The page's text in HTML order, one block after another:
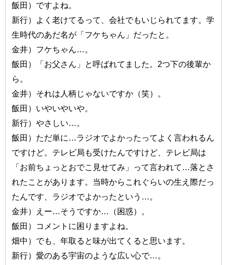
飯田）ですよね。
新行）よく老けてるって、会社でもいじられてます。学
生時代のあだ名が「フケちゃん」だったと。
金井）フケちゃん…。
飯田）「お父さん」と呼ばれてました。2つ下の後輩か
ら。
金井）それは人柄じゃないですか（笑）。
飯田）いやいやいや。
新行）やさしい…。
飯田）ただ単に…ラジオでよかったってよく言われるん
ですけど。テレビ局も受けたんですけど、テレビ局は
「お前ちょっとおでこ見せてみ」って言われて…落とさ
れたことがあります。当時からこれぐらいの生え際だっ
たんです、ラジオでよかったという…。
金井）えー…そうですか…（困惑）。
飯田）コメントに困りますよね。
畑中）でも、年取ると味が出てくると思います。
新行）愛のある宇宙のような広い心で…。